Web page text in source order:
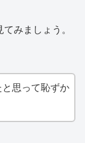
みましょう。
思って恥ずか